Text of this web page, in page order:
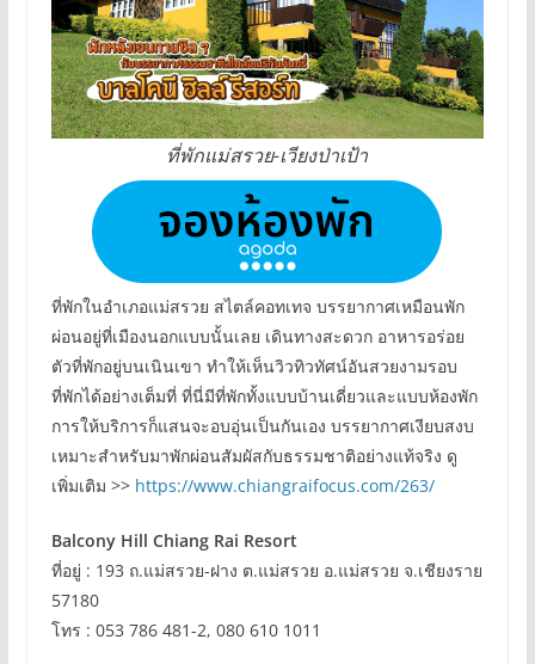
ที่พักแม่สรวย-เวียงป่าเป้า
ที่พักในอำเภอแม่สรวย สไตล์คอทเทจ บรรยากาศเหมือนพัก
ผ่อนอยู่ที่เมืองนอกแบบนั้นเลย เดินทางสะดวก อาหารอร่อย
ตัวที่พักอยู่บนเนินเขา ทำให้เห็นวิวทิวทัศน์อันสวยงามรอบ
ที่พักได้อย่างเต็มที่ ที่นี่มีที่พักทั้งแบบบ้านเดี่ยวและแบบห้องพัก
การให้บริการก็แสนจะอบอุ่นเป็นกันเอง บรรยากาศเงียบสงบ
เหมาะสำหรับมาพักผ่อนสัมผัสกับธรรมชาติอย่างแท้จริง ดู
เพิ่มเติม >> https://www.chiangraifocus.com/263/
Balcony Hill Chiang Rai Resort
ที่อยู่ : 193 ถ.แม่สรวย-ฝาง ต.แม่สรวย อ.แม่สรวย จ.เชียงราย
57180
โทร : 053 786 481-2, 080 610 1011